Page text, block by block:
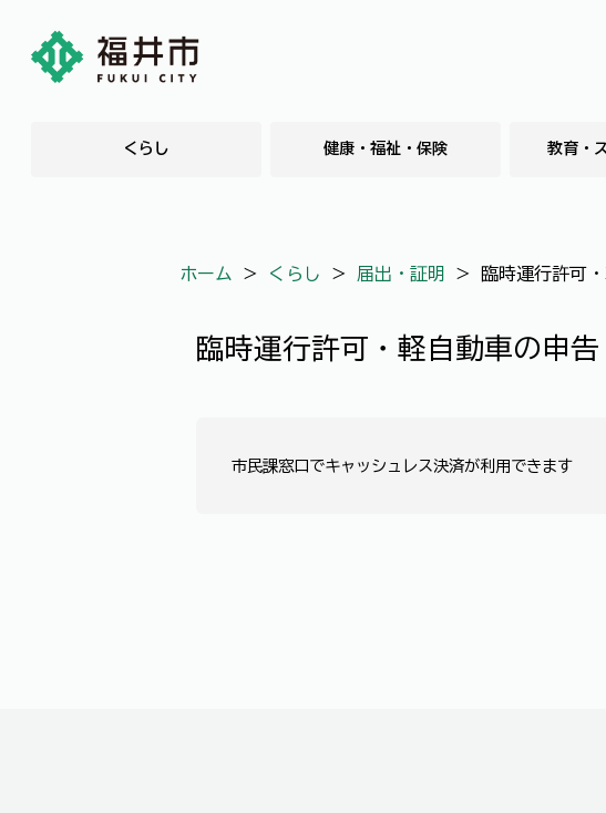
くらし 健康・福祉・保険 教育・
ホーム ＞ くらし ＞ 届出・証明 ＞ 臨時運行許可
臨時運行許可・軽自動車の申告
市民課窓口でキャッシュレス決済が利用できます